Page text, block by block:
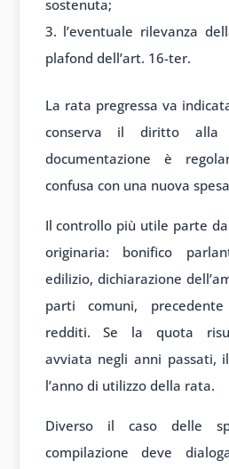
sostenuta;
l’eventuale rilevanza
plafond dell’art. 16-ter.
La rata pregressa va
conserva il diritto alla
documentazione è
confusa con una nuova
Il controllo più utile parte
originaria: bonifico
edilizio, dichiarazione
parti comuni,
redditi. Se la quota
avviata negli anni passati,
l’anno di utilizzo della rata.
Diverso il caso delle
compilazione deve